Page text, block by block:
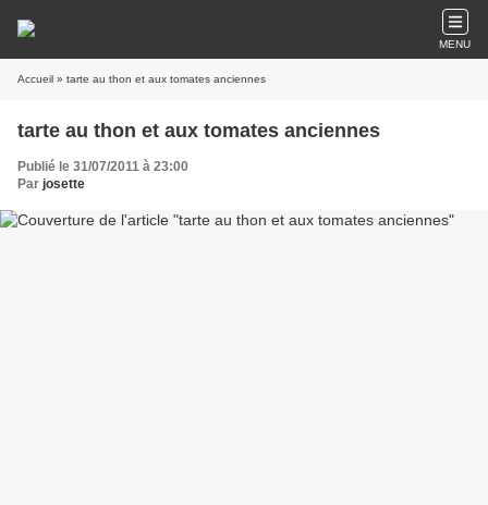
MENU
Accueil » tarte au thon et aux tomates anciennes
tarte au thon et aux tomates anciennes
Publié le 31/07/2011 à 23:00
Par josette